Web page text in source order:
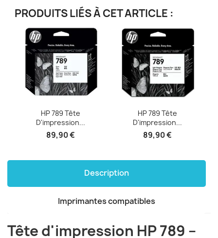
PRODUITS LIÉS À CET ARTICLE :
HP 789 Tête
D'impression...
89,90 €
HP 789 Tête
D'impression...
89,90 €
Description
Imprimantes compatibles
Tête d'impression HP 789 –